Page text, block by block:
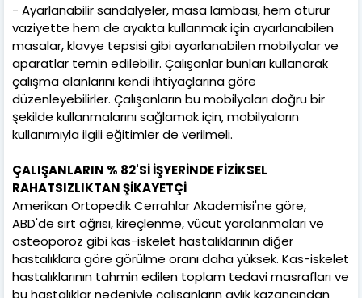
- Ayarlanabilir sandalyeler, masa lambası, hem oturur
vaziyette hem de ayakta kullanmak için ayarlanabilen
masalar, klavye tepsisi gibi ayarlanabilen mobilyalar ve
aparatlar temin edilebilir. Çalışanlar bunları kullanarak
çalışma alanlarını kendi ihtiyaçlarına göre
düzenleyebilirler. Çalışanların bu mobilyaları doğru bir
şekilde kullanmalarını sağlamak için, mobilyaların
kullanımıyla ilgili eğitimler de verilmeli.
ÇALIŞANLARIN % 82'Sİ İŞYERİNDE FİZİKSEL
RAHATSIZLIKTAN ŞİKAYETÇİ
Amerikan Ortopedik Cerrahlar Akademisi'ne göre,
ABD'de sırt ağrısı, kireçlenme, vücut yaralanmaları ve
osteoporoz gibi kas-iskelet hastalıklarının diğer
hastalıklara göre görülme oranı daha yüksek. Kas-iskelet
hastalıklarının tahmin edilen toplam tedavi masrafları ve
bu hastalıklar nedeniyle çalışanların aylık kazancından